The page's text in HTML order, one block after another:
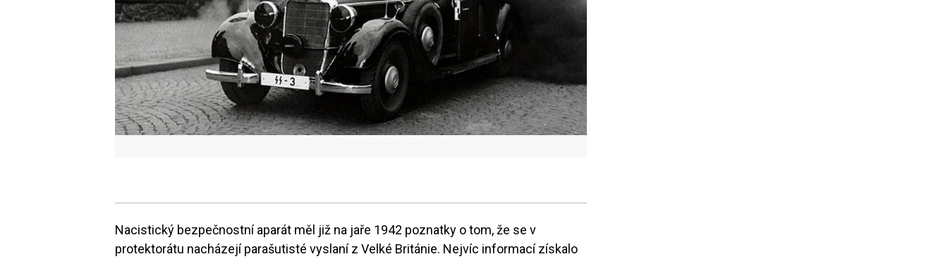
Nacistický bezpečnostní aparát měl již na jaře 1942 poznatky o tom, že se v
protektorátu nacházejí parašutisté vyslaní z Velké Británie. Nejvíc informací získalo